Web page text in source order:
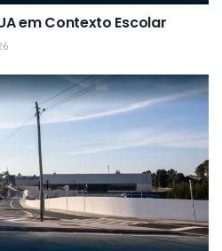
em Contexto Escolar